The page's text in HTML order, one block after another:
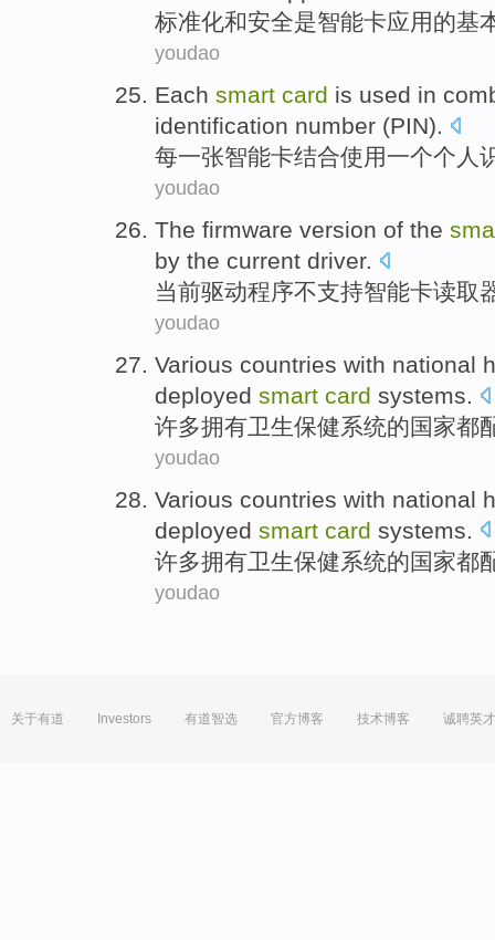
标准化和安全是智能卡应用的基
youdao
Each smart card is used in
identification number (PIN).
每一张智能卡结合使用一个个人
youdao
The firmware version of the
by the current driver.
当前驱动程序不支持智能卡读取
youdao
Various countries with national
deployed smart card systems.
许多拥有卫生保健系统的国家都
youdao
Various countries with national
deployed smart card systems
许多拥有卫生保健系统的国家都
youdao
关于有道 Investors 有道智选 官方博客 技术博客 诚聘英才